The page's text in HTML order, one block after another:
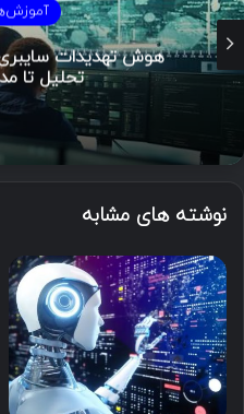
تحلیل تا
نوشته های مشابه